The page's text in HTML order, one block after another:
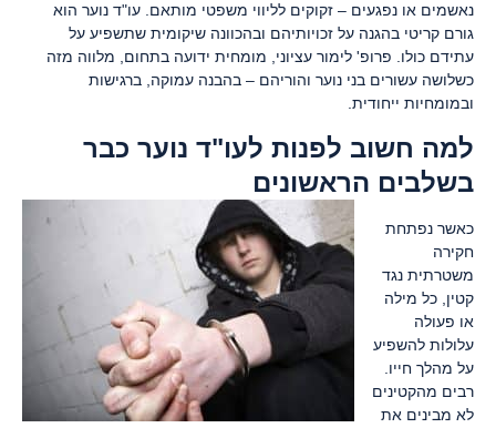
נאשמים או נפגעים – זקוקים לליווי משפטי מותאם. עו"ד נוער הוא
גורם קריטי בהגנה על זכויותיהם ובהכוונה שיקומית שתשפיע על
עתידם כולו. פרופ' לימור עציוני, מומחית ידועה בתחום, מלווה מזה
כשלושה עשורים בני נוער והוריהם – בהבנה עמוקה, ברגישות
ובמומחיות ייחודית.
למה חשוב לפנות לעו"ד נוער כבר
בשלבים הראשונים
כאשר נפתחת
חקירה
משטרתית נגד
קטין, כל מילה
או פעולה
עלולות להשפיע
על מהלך חייו.
רבים מהקטינים
לא מבינים את